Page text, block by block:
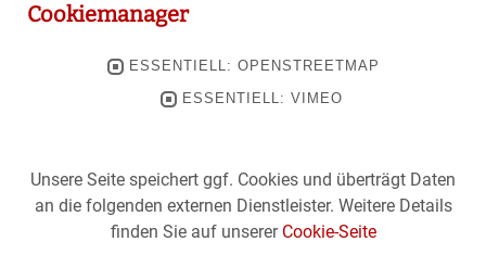
Cookiemanager
ESSENTIELL: OPENSTREETMAP
ESSENTIELL: VIMEO
Unsere Seite speichert ggf. Cookies und überträgt Daten
an die folgenden externen Dienstleister. Weitere Details
finden Sie auf unserer Cookie-Seite